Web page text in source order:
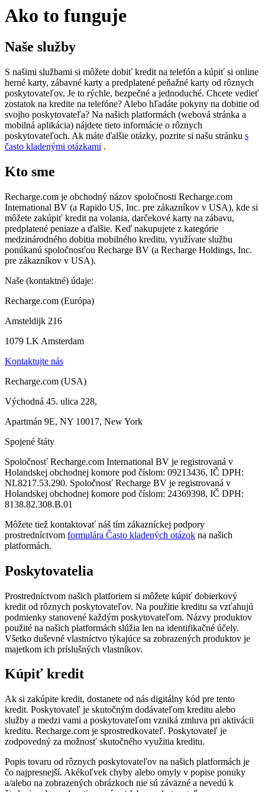
Ako to funguje
Naše služby
S našimi službami si môžete dobiť kredit na telefón a kúpiť si online
herné karty, zábavné karty a predplatené peňažné karty od rôznych
poskytovateľov. Je to rýchle, bezpečné a jednoduché. Chcete vedieť
zostatok na kredite na telefóne? Alebo hľadáte pokyny na dobitie od
svojho poskytovateľa? Na našich platformách (webová stránka a
mobilná aplikácia) nájdete tieto informácie o rôznych
poskytovateľoch. Ak máte ďalšie otázky, pozrite si našu stránku s
často kladenými otázkami .
Kto sme
Recharge.com je obchodný názov spoločnosti Recharge.com
International BV (a Rapido US, Inc. pre zákazníkov v USA), kde si
môžete zakúpiť kredit na volania, darčekové karty na zábavu,
predplatené peniaze a ďalšie. Keď nakupujete z kategórie
medzinárodného dobitia mobilného kreditu, využívate službu
ponúkanú spoločnosťou Recharge BV (a Recharge Holdings, Inc.
pre zákazníkov v USA).
Naše (kontaktné) údaje:
Recharge.com (Európa)
Amsteldijk 216
1079 LK Amsterdam
Kontaktujte nás
Recharge.com (USA)
Východná 45. ulica 228,
Apartmán 9E, NY 10017, New York
Spojené štáty
Spoločnosť Recharge.com International BV je registrovaná v
Holandskej obchodnej komore pod číslom: 09213436, IČ DPH:
NL8217.53.290. Spoločnosť Recharge BV je registrovaná v
Holandskej obchodnej komore pod číslom: 24369398, IČ DPH:
8138.82.308.B.01
Môžete tiež kontaktovať náš tím zákazníckej podpory
prostredníctvom formulára Často kladených otázok na našich
platformách.
Poskytovatelia
Prostredníctvom našich platforiem si môžete kúpiť dobierkový
kredit od rôznych poskytovateľov. Na použitie kreditu sa vzťahujú
podmienky stanovené každým poskytovateľom. Názvy produktov
použité na našich platformách slúžia len na identifikačné účely.
Všetko duševné vlastníctvo týkajúce sa zobrazených produktov je
majetkom ich príslušných vlastníkov.
Kúpiť kredit
Ak si zakúpite kredit, dostanete od nás digitálny kód pre tento
kredit. Poskytovateľ je skutočným dodávateľom kreditu alebo
služby a medzi vami a poskytovateľom vzniká zmluva pri aktivácii
kreditu. Recharge.com je sprostredkovateľ. Poskytovateľ je
zodpovedný za možnosť skutočného využitia kreditu.
Popis tovaru od rôznych poskytovateľov na našich platformách je
čo najpresnejší. Akékoľvek chyby alebo omyly v popise ponuky
a/alebo na zobrazených obrázkoch nie sú záväzné a nevedú k